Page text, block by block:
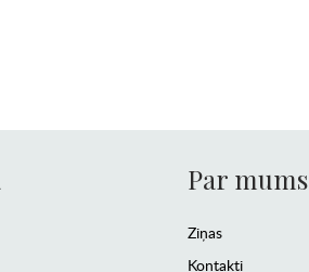
Par mums
Ziņas
Kontakti